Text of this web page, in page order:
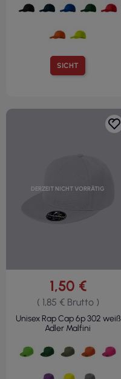
SICHT
DERZEIT NICHT VORRÄTIG
1,50 €
( 1,85 € Brutto )
Unisex Rap Cap 6p 302 weiß
Adler Malfini